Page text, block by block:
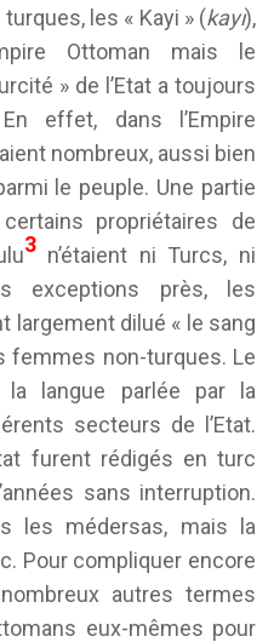
les « Kayi » (kayı),
Ottoman mais le
» de l’Etat a toujours
effet, dans l’Empire
nombreux, aussi bien
le peuple. Une partie
propriétaires de
3 n’étaient ni Turcs, ni
exceptions près, les
largement dilué « le sang
femmes non-turques. Le
langue parlée par la
secteurs de l’Etat.
furent rédigés en turc
sans interruption.
les médersas, mais la
Pour compliquer encore
autres termes
eux-mêmes pour